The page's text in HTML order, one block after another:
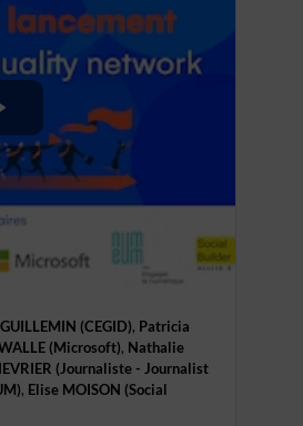
GUILLEMIN (CEGID) Patricia
(Microsoft) Nathalie
(Journaliste - Journalist
) Elise MOISON (Social